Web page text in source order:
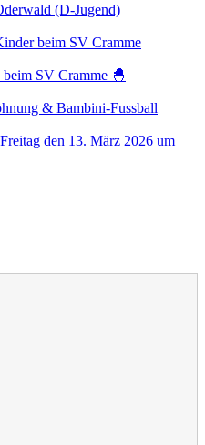
(D-Jugend)
beim SV Cramme
SV Cramme 🐣
& Bambini-Fussball
den 13. März 2026 um